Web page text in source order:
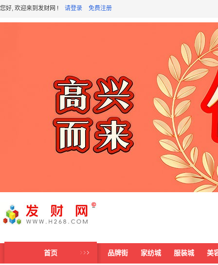
您好, 欢迎来到发财网 ! 请登录 免费注册
首页 品牌街 家纺城 服装城 美